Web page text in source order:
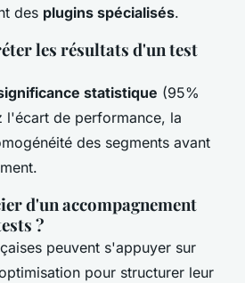
des plugins spécialisés.
les résultats d'un test
statistique (95%
l'écart de performance, la
des segments avant
d'un accompagnement
?
peuvent s'appuyer sur
pour structurer leur